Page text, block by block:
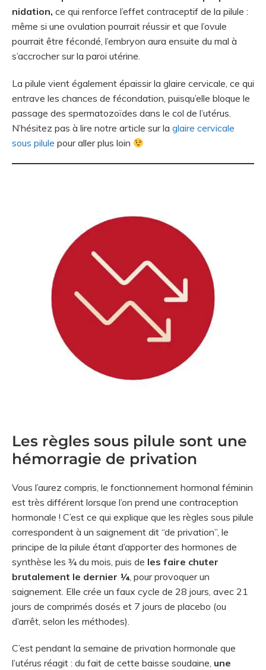
nidation, ce qui renforce l’effet contraceptif de la pilule :
même si une ovulation pourrait réussir et que l’ovule
pourrait être fécondé, l’embryon aura ensuite du mal à
s’accrocher sur la paroi utérine.
La pilule vient également épaissir la glaire cervicale, ce qui
entrave les chances de fécondation, puisqu’elle bloque le
passage des spermatozoïdes dans le col de l’utérus.
N’hésitez pas à lire notre article sur la glaire cervicale
sous pilule pour aller plus loin
Les règles sous pilule sont une
hémorragie de privation
Vous l’aurez compris, le fonctionnement hormonal féminin
est très différent lorsque l’on prend une contraception
hormonale ! C’est ce qui explique que les règles sous pilule
correspondent à un saignement dit “de privation”, le
principe de la pilule étant d’apporter des hormones de
synthèse les ¾ du mois, puis de les faire chuter
brutalement le dernier ¼ , pour provoquer un
saignement. Elle crée un faux cycle de 28 jours, avec 21
jours de comprimés dosés et 7 jours de placebo (ou
d’arrêt, selon les méthodes).
C’est pendant la semaine de privation hormonale que
l’utérus réagit : du fait de cette baisse soudaine, une